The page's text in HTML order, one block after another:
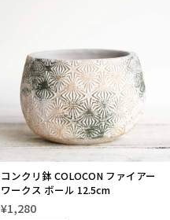
コンクリ鉢 COLOCON ファイアー
ワークス ボール 12.5cm
¥1,280